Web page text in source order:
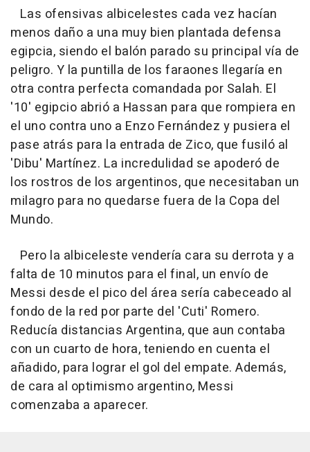
Las ofensivas albicelestes cada vez hacían
menos daño a una muy bien plantada defensa
egipcia, siendo el balón parado su principal vía de
peligro. Y la puntilla de los faraones llegaría en
otra contra perfecta comandada por Salah. El
'10' egipcio abrió a Hassan para que rompiera en
el uno contra uno a Enzo Fernández y pusiera el
pase atrás para la entrada de Zico, que fusiló al
'Dibu' Martínez. La incredulidad se apoderó de
los rostros de los argentinos, que necesitaban un
milagro para no quedarse fuera de la Copa del
Mundo.
Pero la albiceleste vendería cara su derrota y a
falta de 10 minutos para el final, un envío de
Messi desde el pico del área sería cabeceado al
fondo de la red por parte del 'Cuti' Romero.
Reducía distancias Argentina, que aun contaba
con un cuarto de hora, teniendo en cuenta el
añadido, para lograr el gol del empate. Además,
de cara al optimismo argentino, Messi
comenzaba a aparecer.